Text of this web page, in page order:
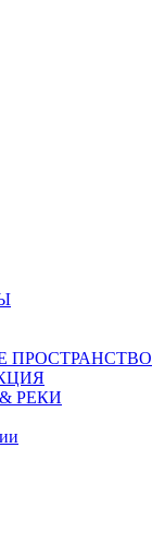
ПРОСТРАНСТВО
РЕКИ